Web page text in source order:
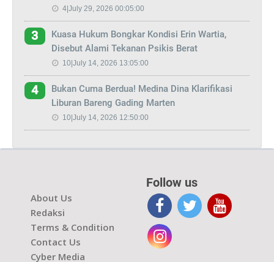
4|July 29, 2026 00:05:00
3
Kuasa Hukum Bongkar Kondisi Erin Wartia,
Disebut Alami Tekanan Psikis Berat
10|July 14, 2026 13:05:00
4
Bukan Cuma Berdua! Medina Dina Klarifikasi
Liburan Bareng Gading Marten
10|July 14, 2026 12:50:00
About Us
Redaksi
Terms & Condition
Contact Us
Cyber Media
Follow us